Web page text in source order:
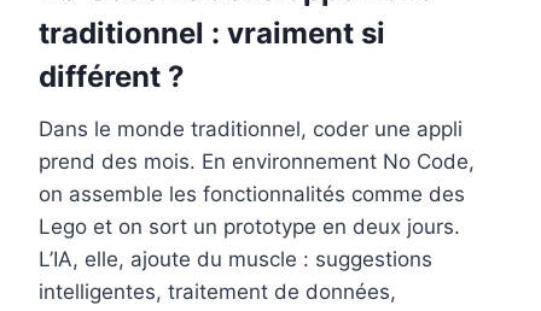
traditionnel : vraiment si
différent ?
Dans le monde traditionnel, coder une appli
prend des mois. En environnement No Code,
on assemble les fonctionnalités comme des
Lego et on sort un prototype en deux jours.
L’IA, elle, ajoute du muscle : suggestions
intelligentes, traitement de données,